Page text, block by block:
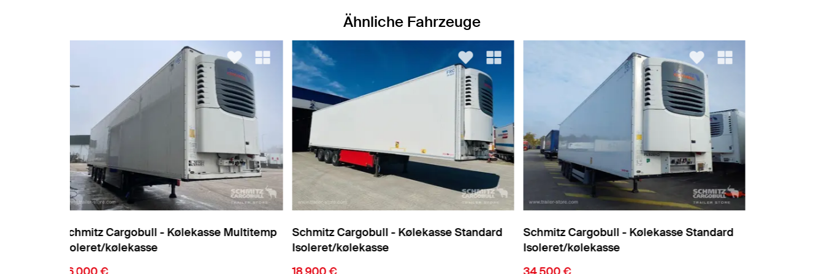
Ähnliche Fahrzeuge
Schmitz Cargobull - Kølekasse Standard
Isoleret/kølekasse
Schmitz Cargobull - Kølekasse Standard
Isoleret/kølekasse
Schmitz Cargobull - Kølekasse Standard
Isoleret/kølekasse